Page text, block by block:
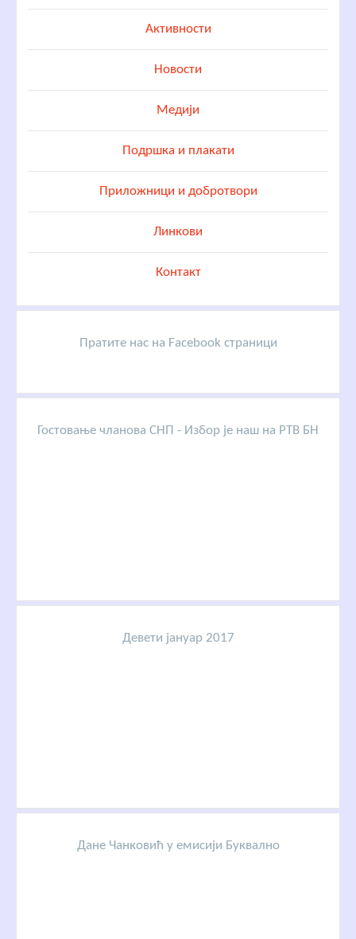
Активности
Новости
Медији
Подршка и плакати
Приложници и добротвори
Линкови
Контакт
Пратите нас на Facebook страници
Гостовање чланова СНП - Избор је наш на РТВ БН
Девети јануар 2017
Дане Чанковић у емисији Буквално